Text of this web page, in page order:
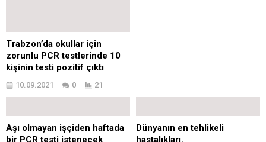
Trabzon’da okullar için
zorunlu PCR testlerinde 10
kişinin testi pozitif çıktı
10.09.2021 0 21
Aşı olmayan işçiden haftada
bir PCR testi istenecek
Dünyanın en tehlikeli
hastalıkları.